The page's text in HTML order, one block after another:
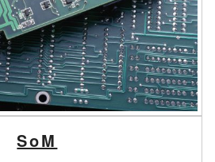
SoM